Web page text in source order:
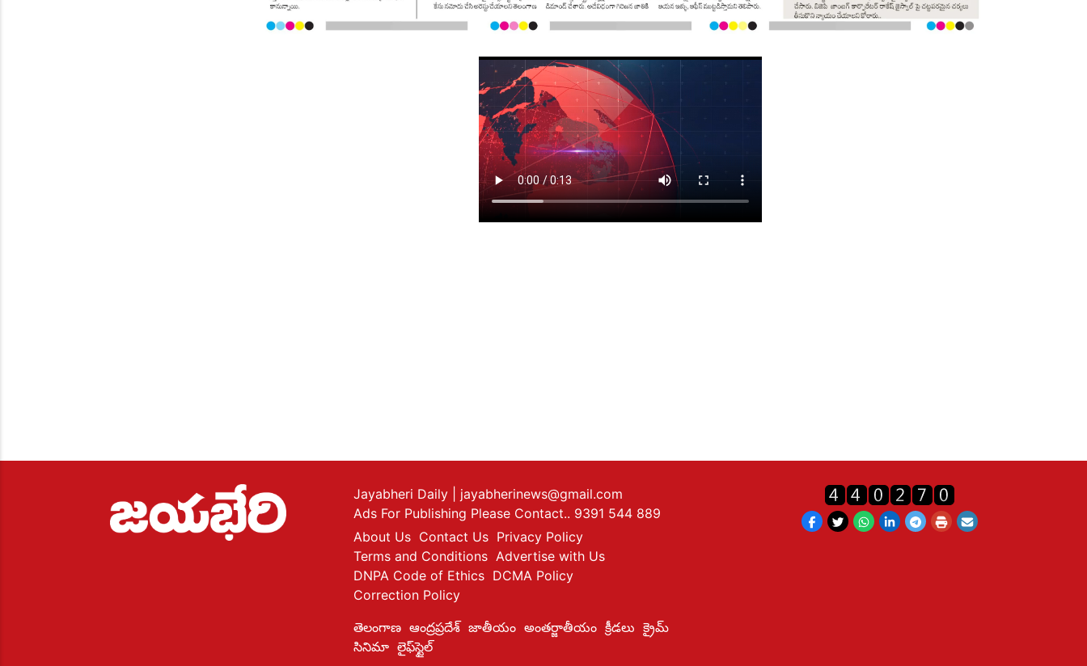
Jayabheri Daily
| jayabherinews@gmail.com
Ads For Publishing Please Contact.. 9391 544 889
About Us Contact Us Privacy Policy
Terms and Conditions Advertise with Us
DNPA Code of Ethics DCMA Policy
Correction Policy
తెలంగాణ ఆంద్రప్రదేశ్ జాతీయం అంతర్జాతీయం క్రీడలు క్రైమ్
సినిమా లైఫ్‌స్టైల్